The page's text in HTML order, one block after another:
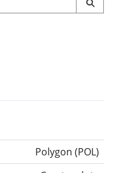
Polygon (POL)